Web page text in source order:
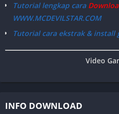
Tutorial lengkap cara
WWW.MCDEVILSTAR.COM
Tutorial cara ekstrak & install
Video
INFO DOWNLOAD